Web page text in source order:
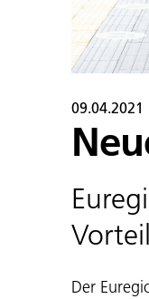
09.04.2021
Der